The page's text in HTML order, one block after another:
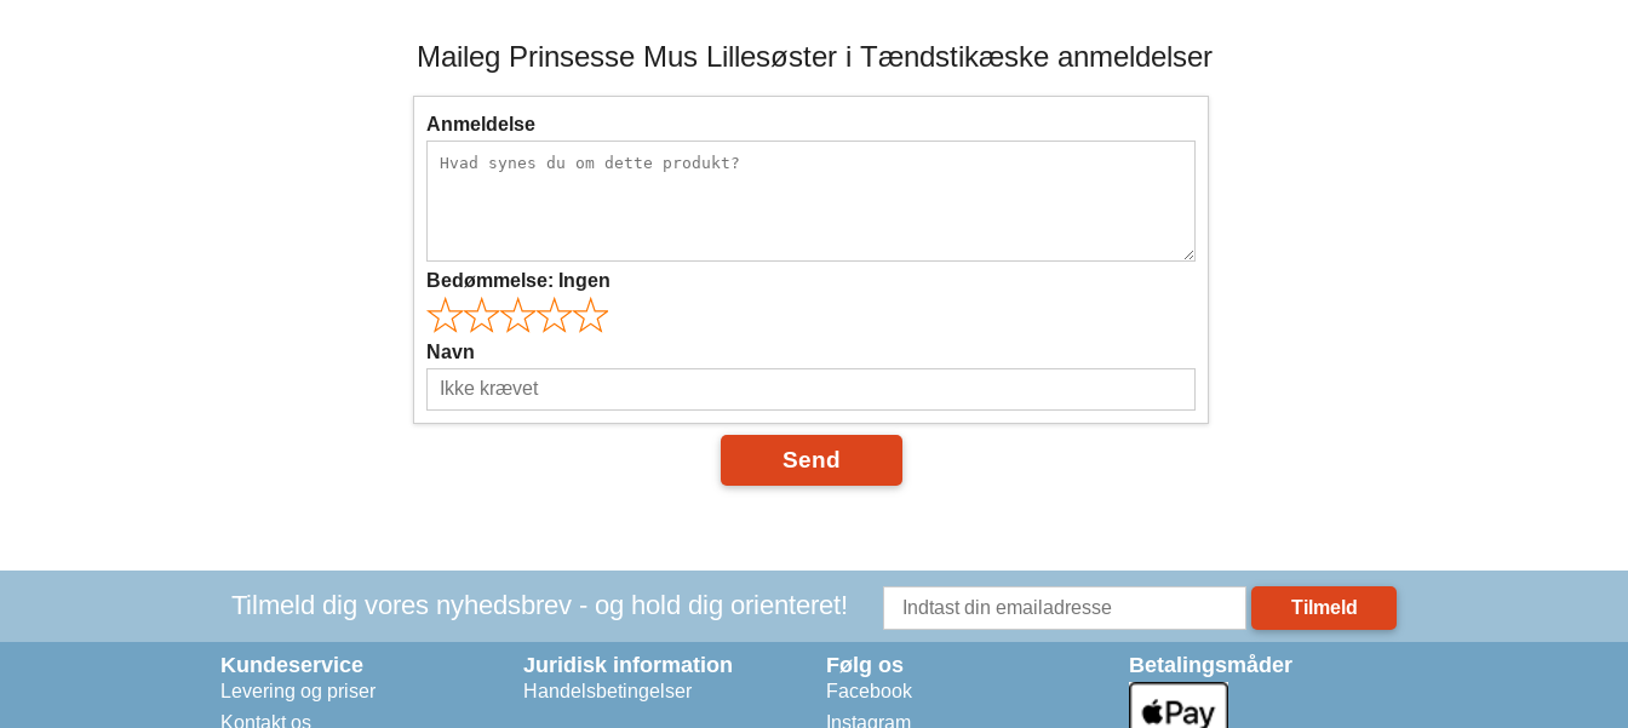
Maileg Prinsesse Mus Lillesøster i Tændstikæske anmeldelser
Anmeldelse
Bedømmelse: Ingen
Navn
Send
Tilmeld dig vores nyhedsbrev - og hold dig orienteret! Tilmeld
Kundeservice
Levering og priser
Kontakt os
Juridisk information
Handelsbetingelser
Følg os
Facebook
Instagram
Betalingsmåder